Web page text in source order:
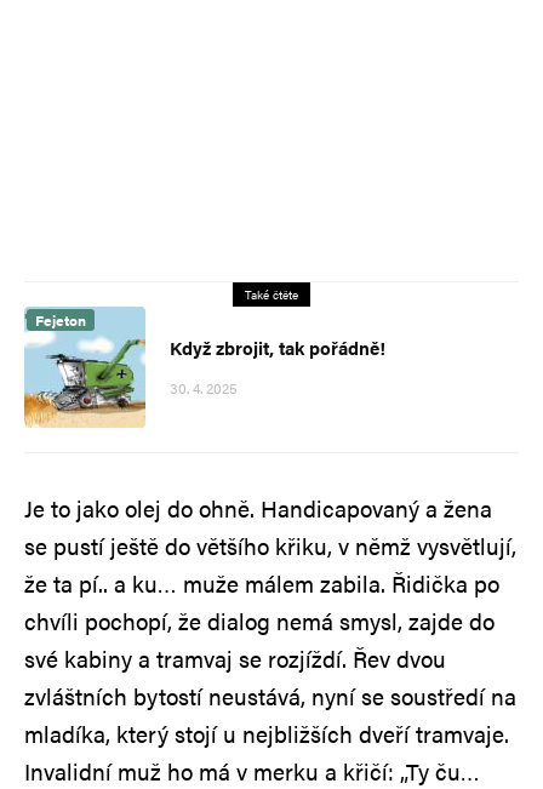
Také čtěte
Fejeton
Když zbrojit, tak pořádně!
30. 4. 2025
Je to jako olej do ohně. Handicapovaný a žena
se pustí ještě do většího křiku, v němž vysvětlují,
že ta pí.. a ku… muže málem zabila. Řidička po
chvíli pochopí, že dialog nemá smysl, zajde do
své kabiny a tramvaj se rozjíždí. Řev dvou
zvláštních bytostí neustává, nyní se soustředí na
mladíka, který stojí u nejbližších dveří tramvaje.
Invalidní muž ho má v merku a křičí: „Ty ču…